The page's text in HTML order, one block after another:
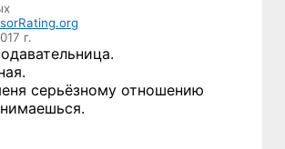
г.
серьёзному отношению